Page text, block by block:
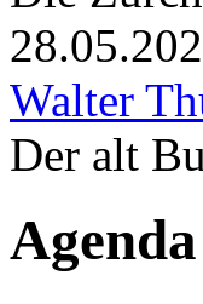
Walter
Der alt
Agenda